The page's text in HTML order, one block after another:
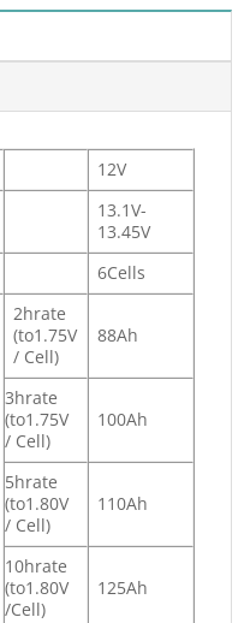
12V
13.1V-
13.45V
6Cells
2hrate
(to1.75V
/ Cell)
88Ah
3hrate
(to1.75V
/ Cell)
100Ah
5hrate
(to1.80V
/ Cell)
110Ah
10hrate
(to1.80V
/Cell)
125Ah